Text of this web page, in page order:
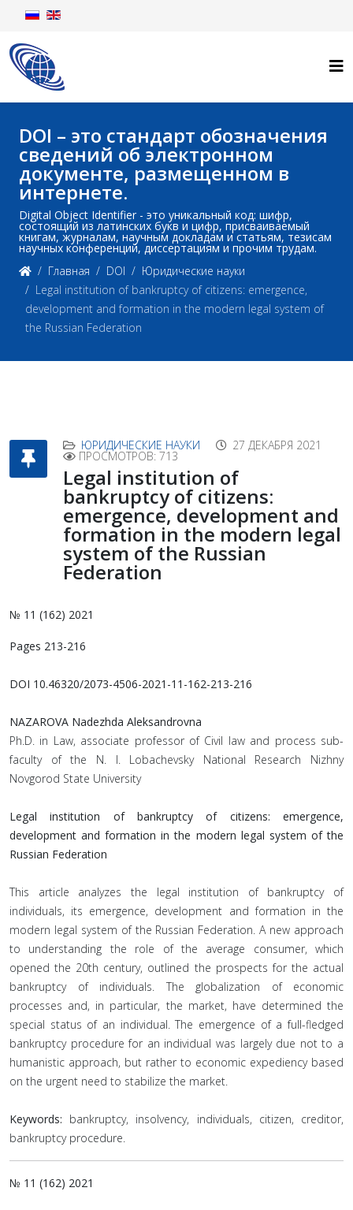
DOI – это стандарт обозначения
сведений об электронном
документе, размещенном в
интернете.
Digital Object Identifier - это уникальный код: шифр,
состоящий из латинских букв и цифр, присваиваемый
книгам, журналам, научным докладам и статьям, тезисам
научных конференций, диссертациям и прочим трудам.
Главная
DOI
Юридические науки
Legal institution of bankruptcy of citizens: emergence,
development and formation in the modern legal system of
the Russian Federation
ЮРИДИЧЕСКИЕ НАУКИ 27 ДЕКАБРЯ 2021
ПРОСМОТРОВ: 713
Legal institution of
bankruptcy of citizens:
emergence, development and
formation in the modern legal
system of the Russian
Federation
№ 11 (162) 2021
Pages 213-216
DOI 10.46320/2073-4506-2021-11-162-213-216
NAZAROVA Nadezhda Aleksandrovna
Ph.D. in Law, associate professor of Civil law and process sub-
faculty of the N. I. Lobachevsky National Research Nizhny
Novgorod State University
Legal institution of bankruptcy of citizens: emergence,
development and formation in the modern legal system of the
Russian Federation
This article analyzes the legal institution of bankruptcy of
individuals, its emergence, development and formation in the
modern legal system of the Russian Federation. A new approach
to understanding the role of the average consumer, which
opened the 20th century, outlined the prospects for the actual
bankruptcy of individuals. The globalization of economic
processes and, in particular, the market, have determined the
special status of an individual. The emergence of a full-fledged
bankruptcy procedure for an individual was largely due not to a
humanistic approach, but rather to economic expediency based
on the urgent need to stabilize the market.
Keywords: bankruptcy, insolvency, individuals, citizen, creditor,
bankruptcy procedure.
№ 11 (162) 2021